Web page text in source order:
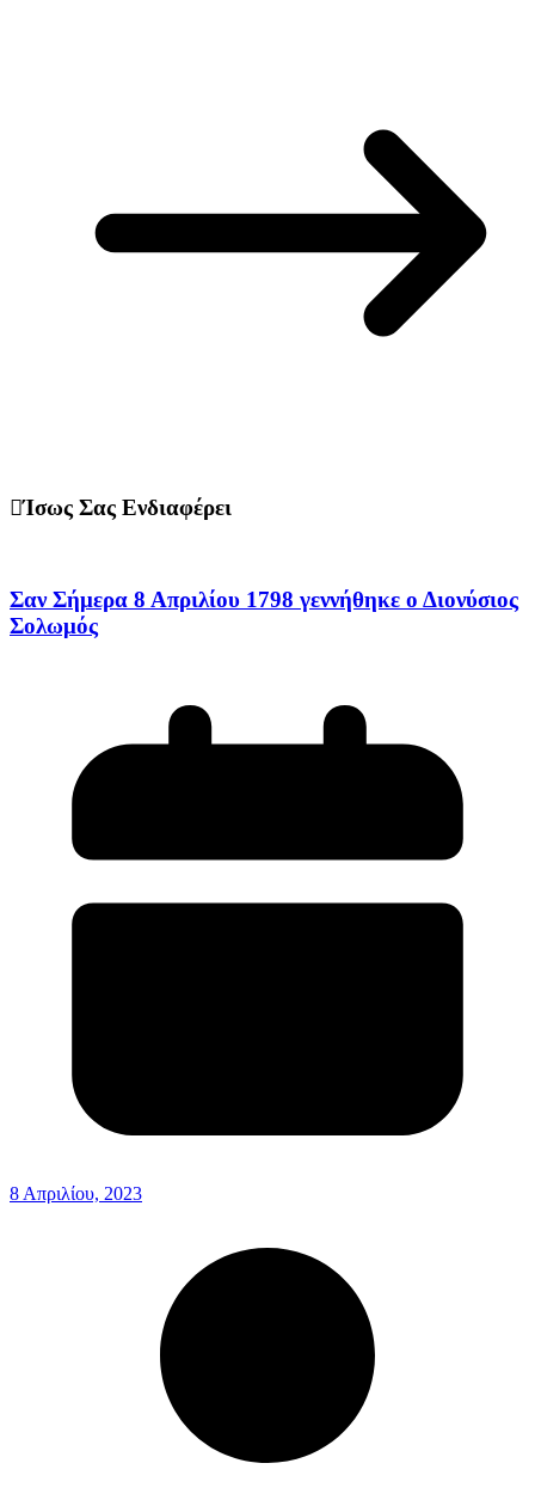
Ίσως Σας Ενδιαφέρει
Σαν Σήμερα 8 Απριλίου 1798 γεννήθηκε ο Διονύσιος
Σολωμός
8 Απριλίου, 2023